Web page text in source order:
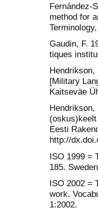
Fernández-
method for
Gaudin, F.
tiques
[Military
Kaitseväe
Hendrikson,
Eesti
http://
ISO 1999 =
185.
ISO 2002 =
work.
1:2002.